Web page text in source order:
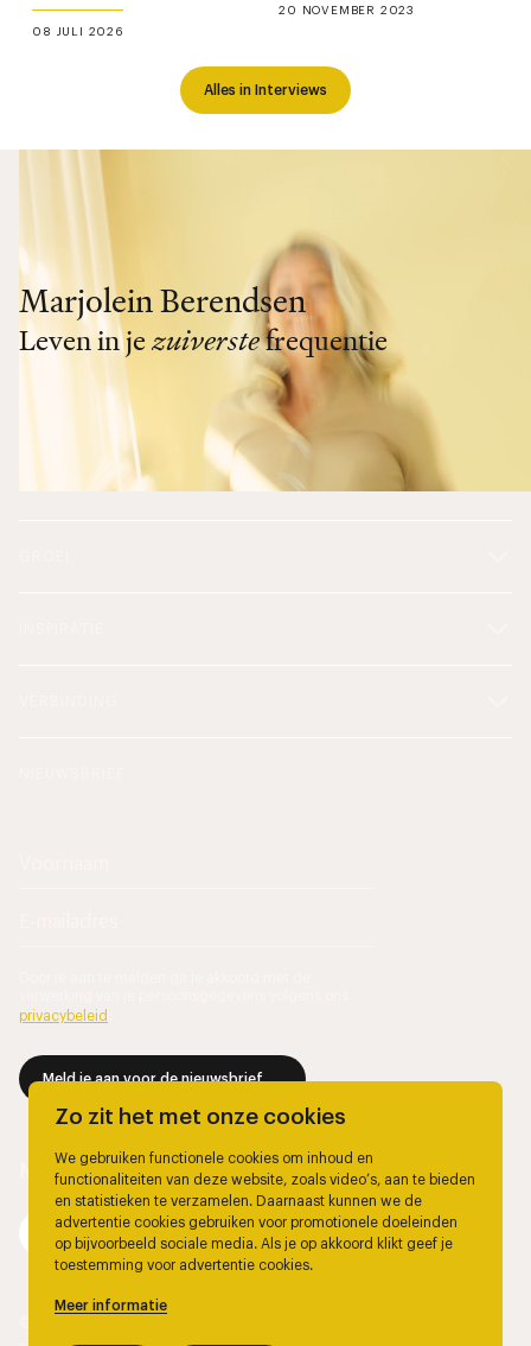
Alles in Interviews
08 JULI 2026
20 NOVEMBER 2023
Marjolein Berendsen
Leven in jezuiverstefrequentie
privacybeleid
Meld je aan voor de nieuwsbrief
Zo zit het met onze cookies
We gebruiken functionele cookies om inhoud en
functionaliteiten van deze website, zoals video’s, aan te bieden
en statistieken te verzamelen. Daarnaast kunnen we de
advertentie cookies gebruiken voor promotionele doeleinden
op bijvoorbeeld sociale media. Als je op akkoord klikt geef je
toestemming voor advertentie cookies.
Meer informatie